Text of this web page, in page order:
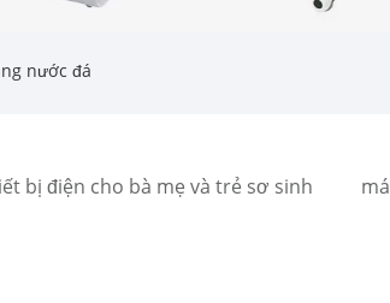
nước đá
bị điện cho bà mẹ và trẻ sơ sinh